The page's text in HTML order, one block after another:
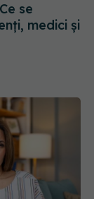
se
medici și